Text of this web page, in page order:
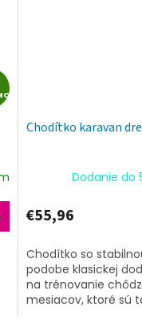
Chodítko karavan
Dodanie do
€55,96
Chodítko so
podobe klasickej
na trénovanie
mesiacov, ktoré sú